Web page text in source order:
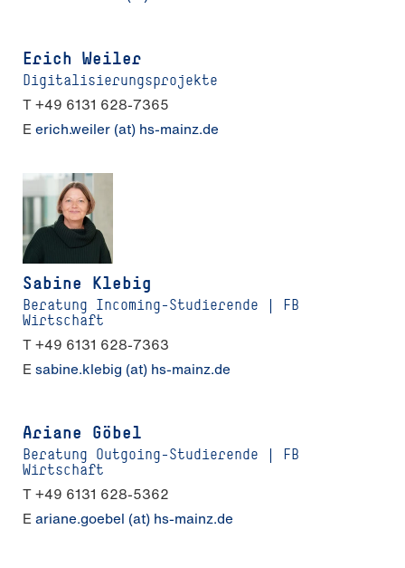
Erich Weiler
Digitalisierungsprojekte
T +49 6131 628-7365
Eerich.weiler (at) hs-mainz.de
Sabine Klebig
Beratung Incoming-Studierende | FB
Wirtschaft
T +49 6131 628-7363
Esabine.klebig (at) hs-mainz.de
Ariane Göbel
Beratung Outgoing-Studierende | FB
Wirtschaft
T +49 6131 628-5362
Eariane.goebel (at) hs-mainz.de